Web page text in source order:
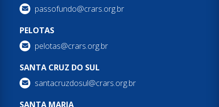
passofundo@crars.org.br
PELOTAS
pelotas@crars.org.br
SANTA CRUZ DO SUL
santacruzdosul@crars.org.br
SANTA MARIA